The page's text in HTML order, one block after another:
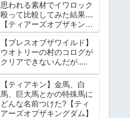
思われる素材でイワロック
殴って比較してみた結果....
【ティアーズオブザキング
ダム】
【ブレスオブザワイルド】
ウオトリーの村のコログが
クリアできないんだが.....
【ティアキン】金馬、白
馬、巨大馬とかの特殊馬に
どんな名前つけた?【ティ
アーズオブザキングダム】